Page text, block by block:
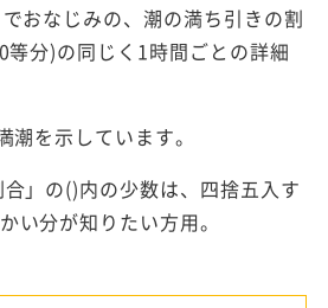
おなじみの、潮の満ち引きの割
分)の同じく1時間ごとの詳細
を示しています。
」の()内の少数は、四捨五入す
い分が知りたい方用。